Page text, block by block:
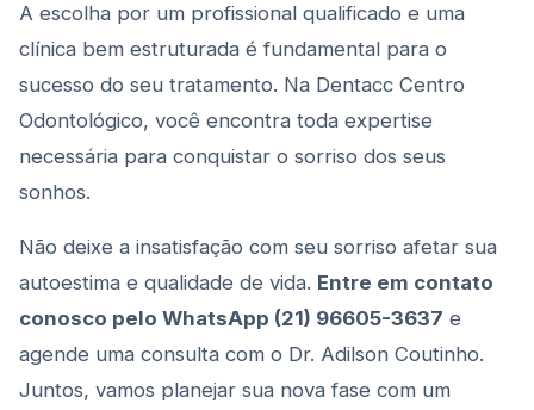
A escolha por um profissional qualificado e uma
clínica bem estruturada é fundamental para o
sucesso do seu tratamento. Na Dentacc Centro
Odontológico, você encontra toda expertise
necessária para conquistar o sorriso dos seus
sonhos.
Não deixe a insatisfação com seu sorriso afetar sua
autoestima e qualidade de vida. Entre em contato
conosco pelo WhatsApp (21) 96605-3637 e
agende uma consulta com o Dr. Adilson Coutinho.
Juntos, vamos planejar sua nova fase com um